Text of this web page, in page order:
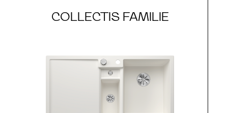
COLLECTIS FAMILIE